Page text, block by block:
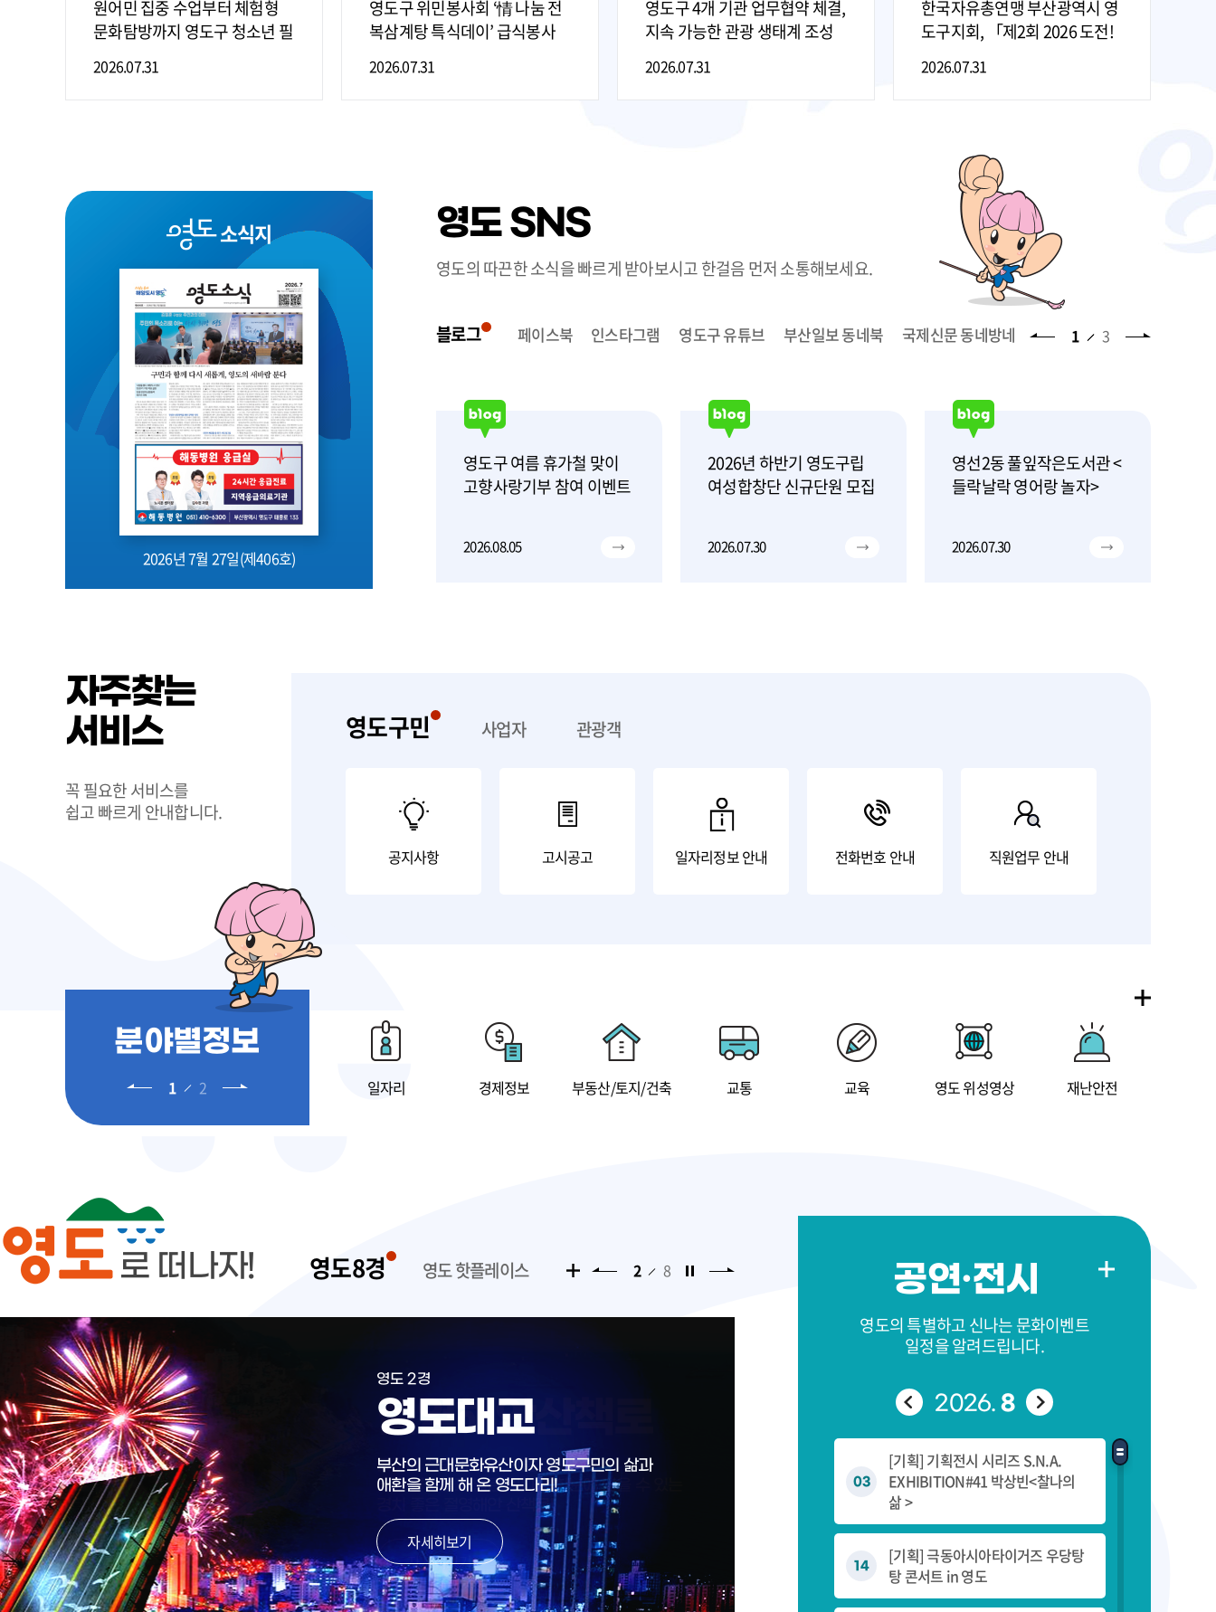
원어민 집중 수업부터 체험형
문화탐방까지 영도구 청소년 필
리핀 영어캠프 '알찬 6박 8일'
2026.07.31
영도구 위민봉사회 ‘情 나눔 전
복삼계탕 특식데이’ 급식봉사
실시
2026.07.31
영도구 4개 기관 업무협약 체결,
지속 가능한 관광 생태계 조성
2026.07.31
한국자유총연맹 부산광역시 영
도구지회, 「제2회 2026 도전!
호국보훈 골든벨」 개최
2026.07.31
영도소식지
2026년 7월 27일(제406호)
영도 SNS
영도의 따끈한 소식을 빠르게 받아보시고 한걸음 먼저 소통해보세요.
블로그
부산광역시 감염병
뉴스레터 8월호
영도구 여름 휴가철 맞이
고향사랑기부 참여 이벤트
2026.08.05
2026년 하반기 영도구립
여성합창단 신규단원 모집
2026.07.30
영선2동 풀잎작은도서관 <
들락날락 영어랑 놀자>
2026.07.30
1 3
페이스북 인스타그램 영도구 유튜브 부산일보 동네북 국제신문 동네방네
자주찾는
서비스
꼭 필요한 서비스를
쉽고 빠르게 안내합니다.
영도구민
공지사항 고시공고 일자리정보 안내 전화번호 안내 직원업무 안내
사업자 관광객
분야별정보
도시재생 체육시설 일자리 경제정보 부동산/토지/건축 교통 교육 영도 위성영상 재난안전
1 2
로 떠나자! 영도8경
영도 1경
태종대
울창한 소나무 숲과 삼면이 바다로 둘러싸인
기암절벽 등 빼어난 해안 절경의 태종대!
자세히보기
영도 2경
영도대교
부산의 근대문화유산이자 영도구민의 삶과
애환을 함께 해 온 영도다리!
자세히보기
영도 3경
절영해안산책로
곳곳에 장승과 돌탑, 뱃놀이터 등의
많은 볼거들과 넓은 바다를 한눈에 담을 수 있는
경치 좋은 절영해안 산책로!
자세히보기
영도 4경
봉래산
부산의 시가지를 한눈에 볼수 있으며
산 위에서 내려다보는 일출과 일몰이 장관!
자세히보기
영도 5경
조도(아치섬)
절영도(오늘의 영도)의
‘큰 섬에 대한 작은 섬’이란 뜻으로 아치섬으로도
불리는 현재 해양대학교 캠퍼스가 자리잡고 있는
섬 조도!
자세히보기
영도 6경
75광장
해안산책로와 연결되어 산책하기 알맞고,
밤에 달빛이 비치는 밤바다를 바라 보면
아름다움이 절로 느껴지는 곳인 75광장!
자세히보기
영도 7경
동삼동 패총전시관
살아있는 역사교육의 장 동삼동 패총전시관!
자세히보기
영도 8경
감지해변산책로
잘 포장된 산책로 옆으로 인공으로 조성된
구절초를 비롯한 야생초 꽃밭이 이어지는
자세히보기
3 8
영도 핫플레이스 공연·전시
영도의 특별하고 신나는 문화이벤트
일정을 알려드립니다.
2026. 8
03
[기획] 기획전시 시리즈 S.N.A.
EXHIBITION#41 박상빈<찰나의
삶 >
14
[기획] 극동아시아타이거즈 우당탕
탕 콘서트 in 영도